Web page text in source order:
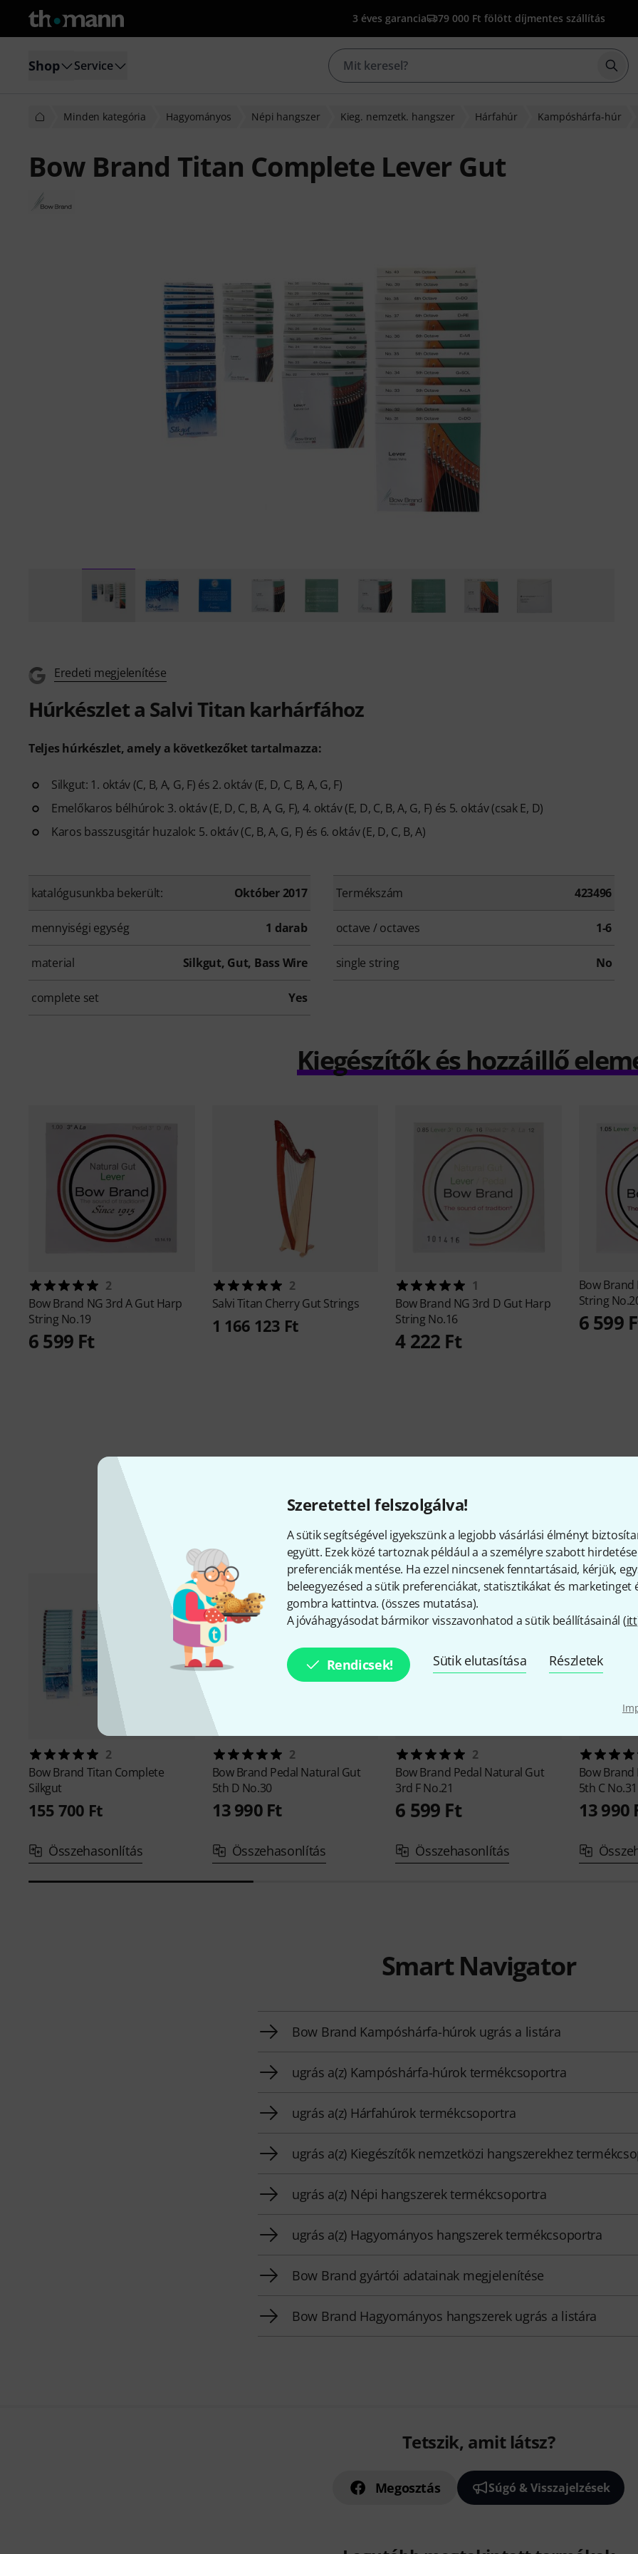
Szeretettel felszolgálva!
A sütik segítségével igyekszünk a legjobb vásárlási élményt
együtt. Ezek közé tartoznak például a a személyre szabott
preferenciák mentése. Ha ezzel nincsenek fenntartásaid, kérjük,
beleegyezésed a sütik preferenciákat, statisztikákat és marketinget
gombra kattintva. (összes mutatása).
A jóváhagyásodat bármikor visszavonhatod a sütik beállításainál (itt
Rendicsek! Sütik elutasítása Részletek
3 éves garancia 79 000 Ft fölött díjmentes szállítás
Shop Service
Minden kategória Hagyományos Népi hangszer Kieg. nemzetk. hangszer Hárfahúr Kampóshárfa-húr
Bow Brand Titan Complete Lever Gut
Eredeti megjelenítése
Húrkészlet a Salvi Titan karhárfához
Teljes húrkészlet, amely a következőket tartalmazza:
Silkgut: 1. oktáv (C, B, A, G, F) és 2. oktáv (E, D, C, B, A, G, F)
Emelőkaros bélhúrok: 3. oktáv (E, D, C, B, A, G, F), 4. oktáv (E, D, C, B, A, G, F) és 5. oktáv (csak E, D)
Karos basszusgitár huzalok: 5. oktáv (C, B, A, G, F) és 6. oktáv (E, D, C, B, A)
katalógusunkba bekerült: Október 2017 Termékszám 423496
mennyiségi egység 1 darab octave / octaves 1-6
material Silkgut, Gut, Bass Wire single string No
complete set Yes
Kiegészítők és hozzáillő
2
Bow Brand NG 3rd A Gut Harp
String No.19
6 599 Ft
2
SalviTitan Cherry Gut Strings
1 166 123 Ft
1
Bow Brand NG 3rd D Gut Harp
String No.16
4 222 Ft
Bow Brand
String
6 599
Alternatívák összevetése
2
Bow Brand Titan Complete
Silkgut
155 700 Ft
Összehasonlítás
2
Bow Brand Pedal Natural Gut
5th D No.30
13 990 Ft
Összehasonlítás
2
Bow Brand Pedal Natural Gut
3rd F No.21
6 599 Ft
Összehasonlítás
Bow Brand
5th C No.31
13 990
Smart Navigator
Bow Brand Kampóshárfa-húrok ugrás a listára
ugrás a(z) Kampóshárfa-húrok termékcsoportra
ugrás a(z) Hárfahúrok termékcsoportra
ugrás a(z) Kiegészítők nemzetközi hangszerekhez
ugrás a(z) Népi hangszerek termékcsoportra
ugrás a(z) Hagyományos hangszerek termékcsoportra
Bow Brand gyártói adatainak megjelenítése
Bow Brand Hagyományos hangszerek ugrás a listára
Tetszik, amit látsz?
Megosztás Súgó & Visszajelzések